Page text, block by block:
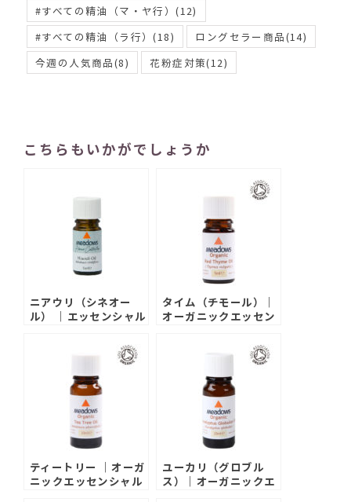
#すべての精油（マ・ヤ行）(12)
#すべての精油（ラ行）(18) ロングセラー商品(14)
今週の人気商品(8) 花粉症対策(12)
こちらもいかがでしょうか
ニアウリ（シネオー
ル） ｜エッセンシャル
タイム（チモール）｜
オーガニックエッセン
ティートリー ｜オーガ
ニックエッセンシャル
ユーカリ（グロブル
ス）｜オーガニックエ